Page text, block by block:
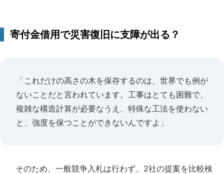
寄付金借用で災害復旧に支障が出る？
「これだけの高さの木を保存するのは、世界でも例が
ないことだと言われています。工事はとても困難で、
複雑な構造計算が必要なうえ、特殊な工法を使わない
と、強度を保つことができないんですよ」
そのため、一般競争入札は行わず、2社の提案を比較検